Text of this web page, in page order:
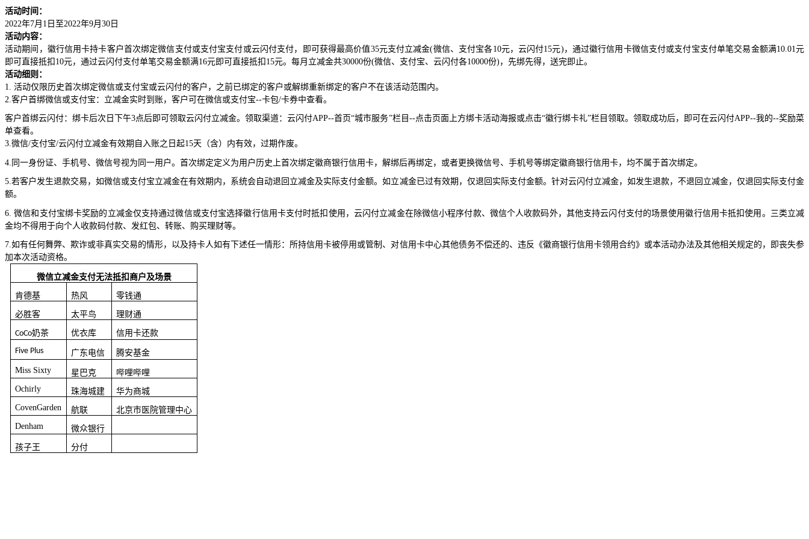
活动时间：
2022年7月 1 日至2022年9月 30 日
活动内容：
活动期间，徽行信用卡持卡客户首次绑定微信支付或支付宝支付或云闪付支付，即可获得最高价值35元支付立减金(微信、支付宝各10元，云闪付15元) ，通过徽行信用卡微信支付或支付宝支付单笔交易金额满10.01元
即可直接抵扣 10元，通过云闪付支付单笔交易金额满16元即可直接抵扣 15元。每月立减金共30000份(微信、支付宝、云闪付各10000份) ，先绑先得，送完即止。
活动细则：
1. 活动仅限历史首次绑定微信或支付宝或云闪付的客户，之前已绑定的客户或解绑重新绑定的客户不在该活动范围内。
2.客户首绑微信或支付宝：立减金实时到账，客户可在微信或支付宝--卡包/卡券中查看。
客户首绑云闪付：绑卡后次日下午3点后即可领取云闪付立减金。领取渠道：云闪付APP--首页“城市服务”栏目 --点击页面上方绑卡活动海报或点击“徽行绑卡礼”栏目领取。领取成功后，即可在云闪付APP--我的--奖励菜
单查看。
3.微信/支付宝/云闪付立减金有效期自入账之日起15天（含）内有效，过期作废。
4. 同一身份证、手机号、微信号视为同一用户。首次绑定定义为用户历史上首次绑定徽商银行信用卡，解绑后再绑定，或者更换微信号、手机号等绑定徽商银行信用卡，均不属于首次绑定。
5.若客户发生退款交易，如微信或支付宝立减金在有效期内，系统会自动退回立减金及实际支付金额。如立减金已过有效期，仅退回实际支付金额。针对云闪付立减金，如发生退款，不退回立减金，仅退回实际支付金
额。
6. 微信和支付宝绑卡奖励的立减金仅支持通过微信或支付宝选择徽行信用卡支付时抵扣使用，云闪付立减金在除微信小程序付款、微信个人收款码外，其他支持云闪付支付的场景使用徽行信用卡抵扣使用。三类立减
金均不得用于向个人收款码付款、发红包、转账、购买理财等。
7. 如有任何舞弊、欺诈或非真实交易的情形，以及持卡人如有下述任一情形：所持信用卡被停用或管制、对信用卡中心其他债务不偿还的、违反《徽商银行信用卡领用合约》或本活动办法及其他相关规定的，即丧失参
加本次活动资格。
微信立减金支付无法抵扣商户及场景
肯德基 热风 零钱通
必胜客 太平鸟 理财通
CoCo奶茶 优衣库
信用卡还款
Five Plus
广东电信
腾安基金
Miss Sixty
星巴克
哔哩哔哩
Ochirly
珠海城建
华为商城
CovenGarden
航联
北京市医院管理中心
Denham
微众银行
孩子王 分付